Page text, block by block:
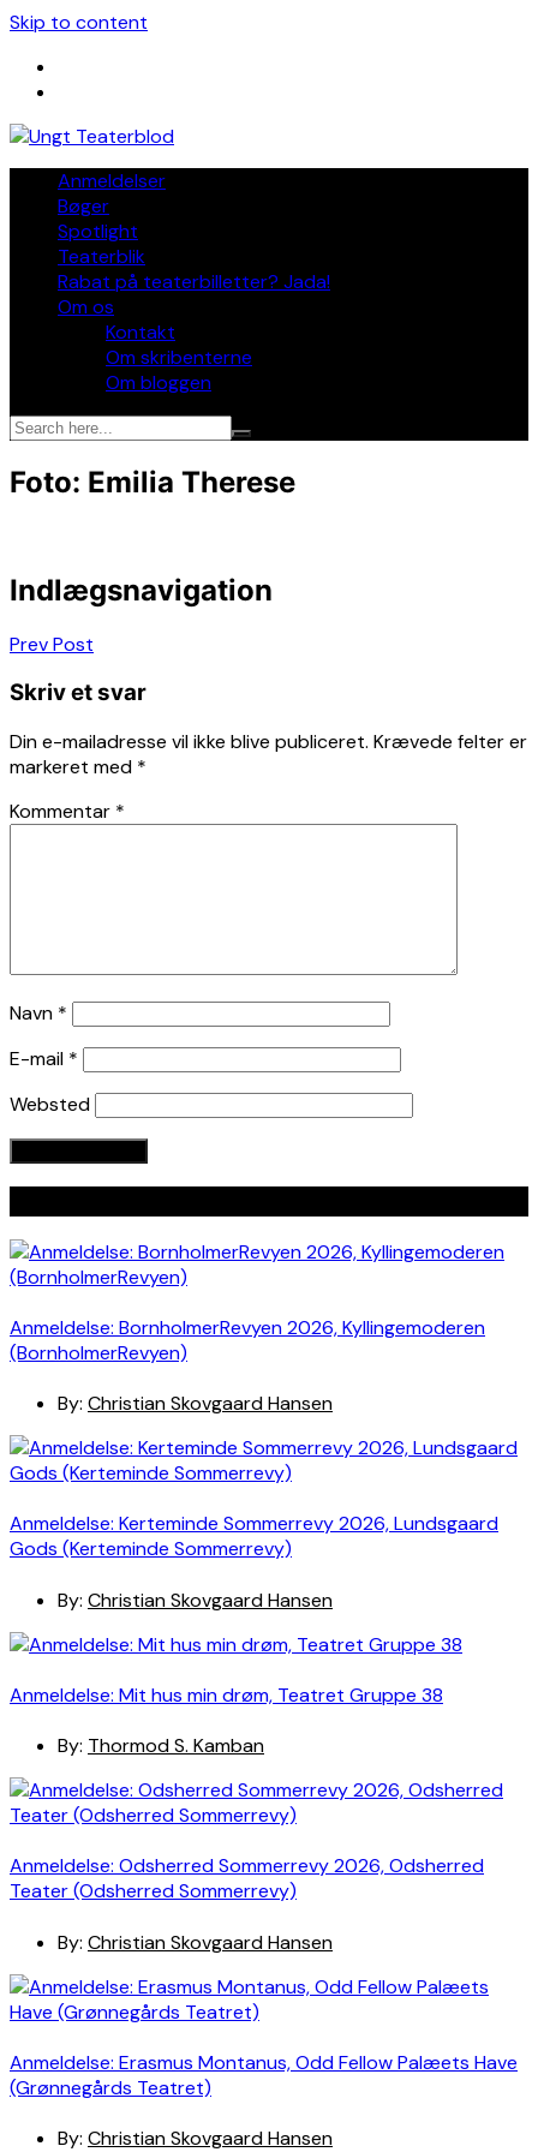
Skip to content
Anmeldelser
Bøger
Spotlight
Teaterblik
Rabat på teaterbilletter? Jada!
Om os
Kontakt
Om skribenterne
Om bloggen
Foto: Emilia Therese
Indlægsnavigation
Prev Post
Skriv et svar
Din e-mailadresse vil ikke blive publiceret. Krævede felter er
markeret med *
Kommentar *
Navn *
E-mail *
Websted
Anmeldelse: BornholmerRevyen 2026, Kyllingemoderen
(BornholmerRevyen)
By: Christian Skovgaard Hansen
Anmeldelse: Kerteminde Sommerrevy 2026, Lundsgaard
Gods (Kerteminde Sommerrevy)
By: Christian Skovgaard Hansen
Anmeldelse: Mit hus min drøm, Teatret Gruppe 38
By: Thormod S. Kamban
Anmeldelse: Odsherred Sommerrevy 2026, Odsherred
Teater (Odsherred Sommerrevy)
By: Christian Skovgaard Hansen
Anmeldelse: Erasmus Montanus, Odd Fellow Palæets Have
(Grønnegårds Teatret)
By: Christian Skovgaard Hansen